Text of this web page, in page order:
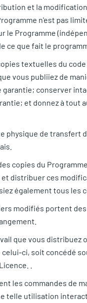
et la
n'est pas
le Programme
ce que fait le
textuelles du
vous publiiez de
garantie; conserver
et donnez à tout
physique de transfert
copies du
distribuer ces
également tous les
modifiés portent
que vous
ci, soit concédé
.
les commandes de
telle utilisation